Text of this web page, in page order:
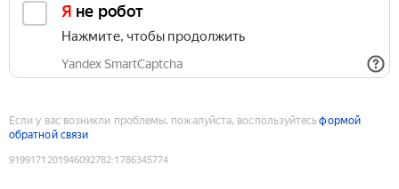
Я не робот
Нажмите, чтобы продолжить
Yandex SmartCaptcha
Если у вас возникли проблемы, пожалуйста, воспользуйтесьформой
обратной связи
9199171201946092782:1786345774